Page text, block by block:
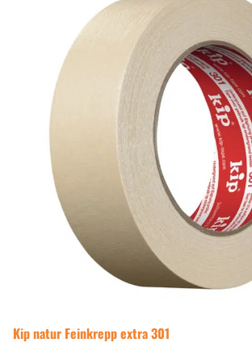
Kip natur Feinkrepp extra 301